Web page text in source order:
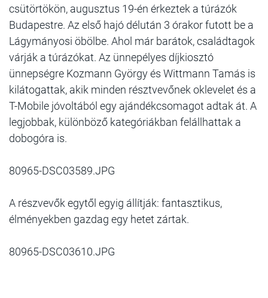
csütörtökön, augusztus 19-én érkeztek a túrázók
Budapestre. Az első hajó délután 3 órakor futott be a
Lágymányosi öbölbe. Ahol már barátok, családtagok
várják a túrázókat. Az ünnepélyes díjkiosztó
ünnepségre Kozmann György és Wittmann Tamás is
kilátogattak, akik minden résztvevőnek oklevelet és a
T-Mobile jóvoltából egy ajándékcsomagot adtak át. A
legjobbak, különböző kategóriákban felállhattak a
dobogóra is.
80965-DSC03589.JPG
A részvevők egytől egyig állítják: fantasztikus,
élményekben gazdag egy hetet zártak.
80965-DSC03610.JPG